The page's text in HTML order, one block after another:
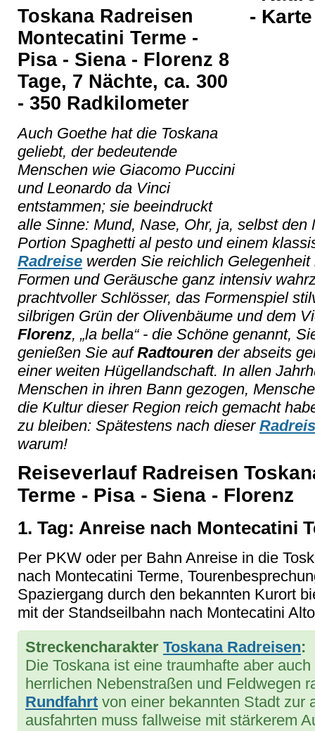
Toskana Radreisen
Montecatini Terme -
Pisa - Siena - Florenz 8
Tage, 7 Nächte, ca. 300
- 350 Radkilometer
Auch Goethe hat die Toskana
geliebt, der bedeutende
Menschen wie Giacomo Puccini
und Leonardo da Vinci
entstammen; sie beeindruckt
alle Sinne: Mund, Nase, Ohr, ja, selbst den
Portion Spaghetti al pesto und einem
Radreise werden Sie reichlich
Formen und Geräusche ganz intensiv
prachtvoller Schlösser, das Formenspiel
silbrigen Grün der Olivenbäume und dem
Florenz, „la bella“ - die Schöne genannt,
genießen Sie aufRadtouren der abseits
einer weiten Hügellandschaft. In allen
Menschen in ihren Bann gezogen,
die Kultur dieser Region reich gemacht
zu bleiben: Spätestens nach dieser
warum!
Reiseverlauf Radreisen
Terme - Pisa - Siena - Florenz
1. Tag: Anreise nach Montecatini
Per PKW oder per Bahn Anreise in die
nach Montecatini Terme,
Spaziergang durch den bekannten Kurort
mit der Standseilbahn nach Montecatini
Streckencharakter Toskana Radreisen:
Die Toskana ist eine traumhafte aber
herrlichen Nebenstraßen und Feldwegen
Rundfahrt von einer bekannten Stadt zur
ausfahrten muss fallweise mit stärkerem